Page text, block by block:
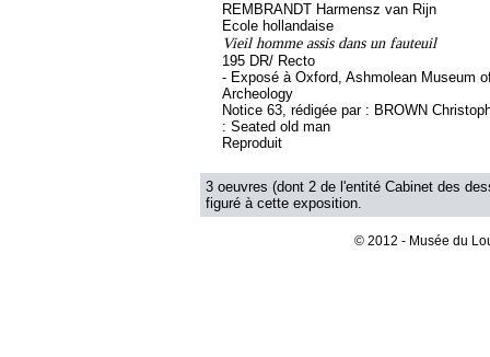
REMBRANDT Harmensz van Rijn
Ecole hollandaise
Vieil homme assis dans un fauteuil
195 DR/ Recto
- Exposé à Oxford, Ashmolean Museum
Archeology
Notice 63, rédigée par : BROWN
: Seated old man
Reproduit
3 oeuvres (dont 2 de l'entité Cabinet des
figuré à cette exposition.
© 2012 - Musée du